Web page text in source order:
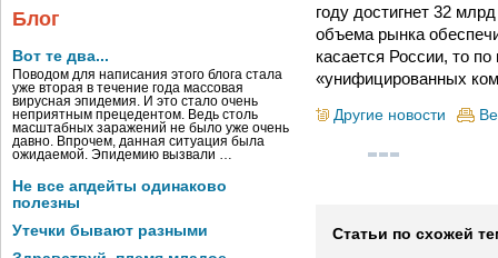
Блог
Вот те два...
Поводом для написания этого блога стала
уже вторая в течение года массовая
вирусная эпидемия. И это стало очень
неприятным прецедентом. Ведь столь
масштабных заражений не было уже очень
давно. Впрочем, данная ситуация была
ожидаемой. Эпидемию вызвали …
Не все апдейты одинаково
полезны
Утечки бывают разными
году достигнет 32
объема рынка
касается России, то
«унифицированных
Другие новости
Статьи по схожей